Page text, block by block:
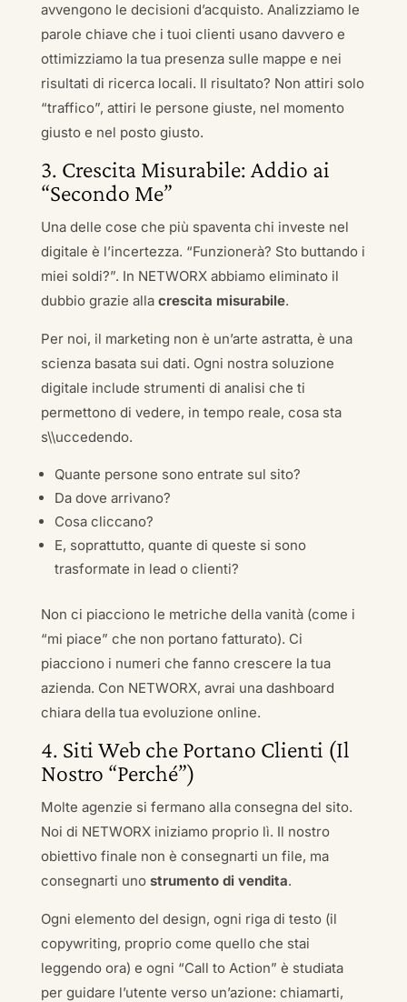
avvengono le decisioni d’acquisto. Analizziamo le
parole chiave che i tuoi clienti usano davvero e
ottimizziamo la tua presenza sulle mappe e nei
risultati di ricerca locali. Il risultato? Non attiri solo
“traffico”, attiri le persone giuste, nel momento
giusto e nel posto giusto.
3. Crescita Misurabile: Addio ai
“Secondo Me”
Una delle cose che più spaventa chi investe nel
digitale è l’incertezza. “Funzionerà? Sto buttando i
miei soldi?”. In NETWORX abbiamo eliminato il
dubbio grazie alla crescita misurabile.
Per noi, il marketing non è un’arte astratta, è una
scienza basata sui dati. Ogni nostra soluzione
digitale include strumenti di analisi che ti
permettono di vedere, in tempo reale, cosa sta
s\\uccedendo.
Quante persone sono entrate sul sito?
Da dove arrivano?
Cosa cliccano?
E, soprattutto, quante di queste si sono
trasformate in lead o clienti?
Non ci piacciono le metriche della vanità (come i
“mi piace” che non portano fatturato). Ci
piacciono i numeri che fanno crescere la tua
azienda. Con NETWORX, avrai una dashboard
chiara della tua evoluzione online.
4. Siti Web che Portano Clienti (Il
Nostro “Perché”)
Molte agenzie si fermano alla consegna del sito.
Noi di NETWORX iniziamo proprio lì. Il nostro
obiettivo finale non è consegnarti un file, ma
consegnarti uno strumento di vendita.
Ogni elemento del design, ogni riga di testo (il
copywriting, proprio come quello che stai
leggendo ora) e ogni “Call to Action” è studiata
per guidare l’utente verso un’azione: chiamarti,